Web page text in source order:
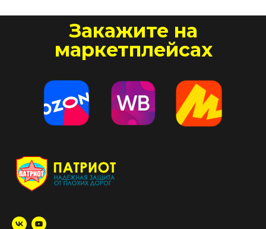
Закажите на
маркетплейсах